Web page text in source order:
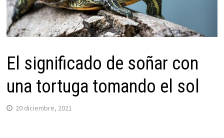
El significado de soñar con
una tortuga tomando el sol
20 diciembre, 2021